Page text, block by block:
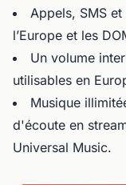
Appels, SMS
l’Europe et les
Un volume
utilisables en
Musique
d'écoute en
Universal Music.